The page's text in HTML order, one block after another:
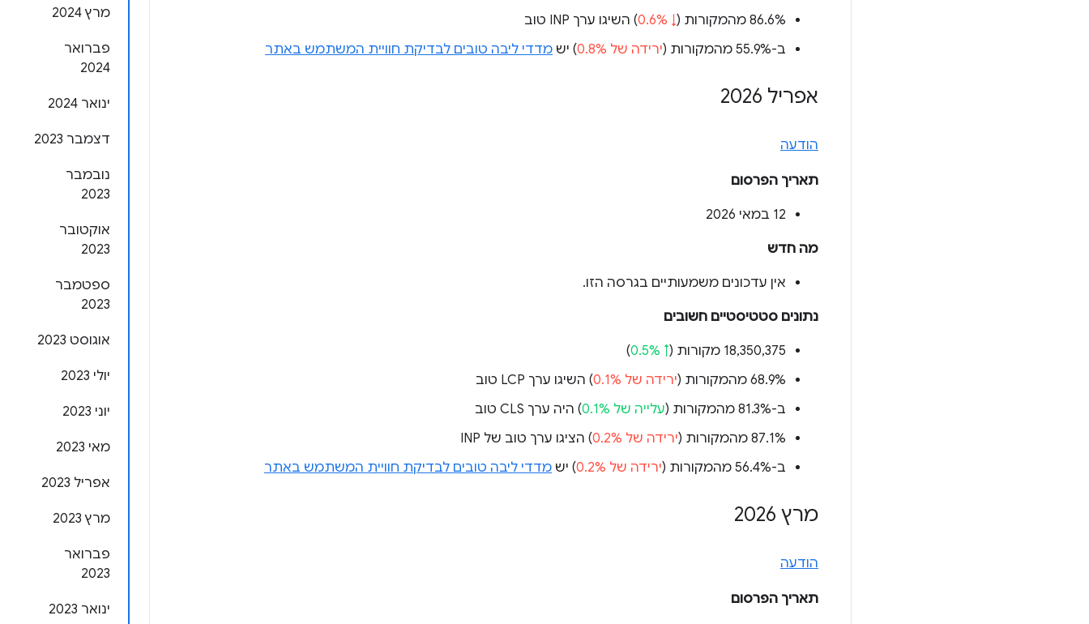
מרץ 2024
פברואר
2024
ינואר 2024
דצמבר 2023
נובמבר
2023
אוקטובר
2023
ספטמבר
2023
אוגוסט 2023
יולי 2023
יוני 2023
מאי 2023
אפריל 2023
מרץ 2023
פברואר
2023
ינואר 2023
‫86.6% מהמקורות (
↓ 0.6%
) השיגו ערך INP טוב
ב-55.9% מהמקורות (
ירידה של 0.8% ) יש מדדי ליבה טובים לבדיקת חוויית המשתמש באתר
אפריל 2026
הודעה
תאריך הפרסום
‫12 במאי 2026
מה חדש
אין עדכונים משמעותיים בגרסה הזו.
נתונים סטטיסטיים חשובים
‫18,350,375 מקורות ( ↑ 0.5%
)
‫68.9% מהמקורות (
ירידה של 0.1%
) השיגו ערך LCP טוב
ב-81.3% מהמקורות (
עלייה של 0.1%
) היה ערך CLS טוב
‫87.1% מהמקורות (
ירידה של 0.2%
) הציגו ערך טוב של INP
ב-56.4% מהמקורות (
ירידה של 0.2% ) יש מדדי ליבה טובים לבדיקת חוויית המשתמש באתר
מרץ 2026
הודעה
תאריך הפרסום